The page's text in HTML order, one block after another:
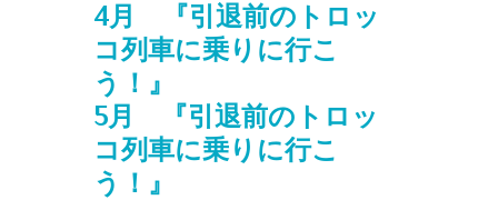
4月
『引退前のトロッ
コ列車に乗りに行こ
う！』
5月 『引退前のトロッ
コ列車に乗りに行こ
う！』